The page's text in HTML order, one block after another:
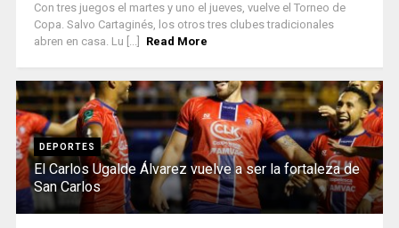
Con tres juegos el martes y uno el jueves, vuelve el Torneo de
Copa. Salvo Cartaginés, los otros tres clubes tradicionales
abren en casa. Lu [...]
Read More
DEPORTES
El Carlos Ugalde Álvarez vuelve a ser la fortaleza de
San Carlos